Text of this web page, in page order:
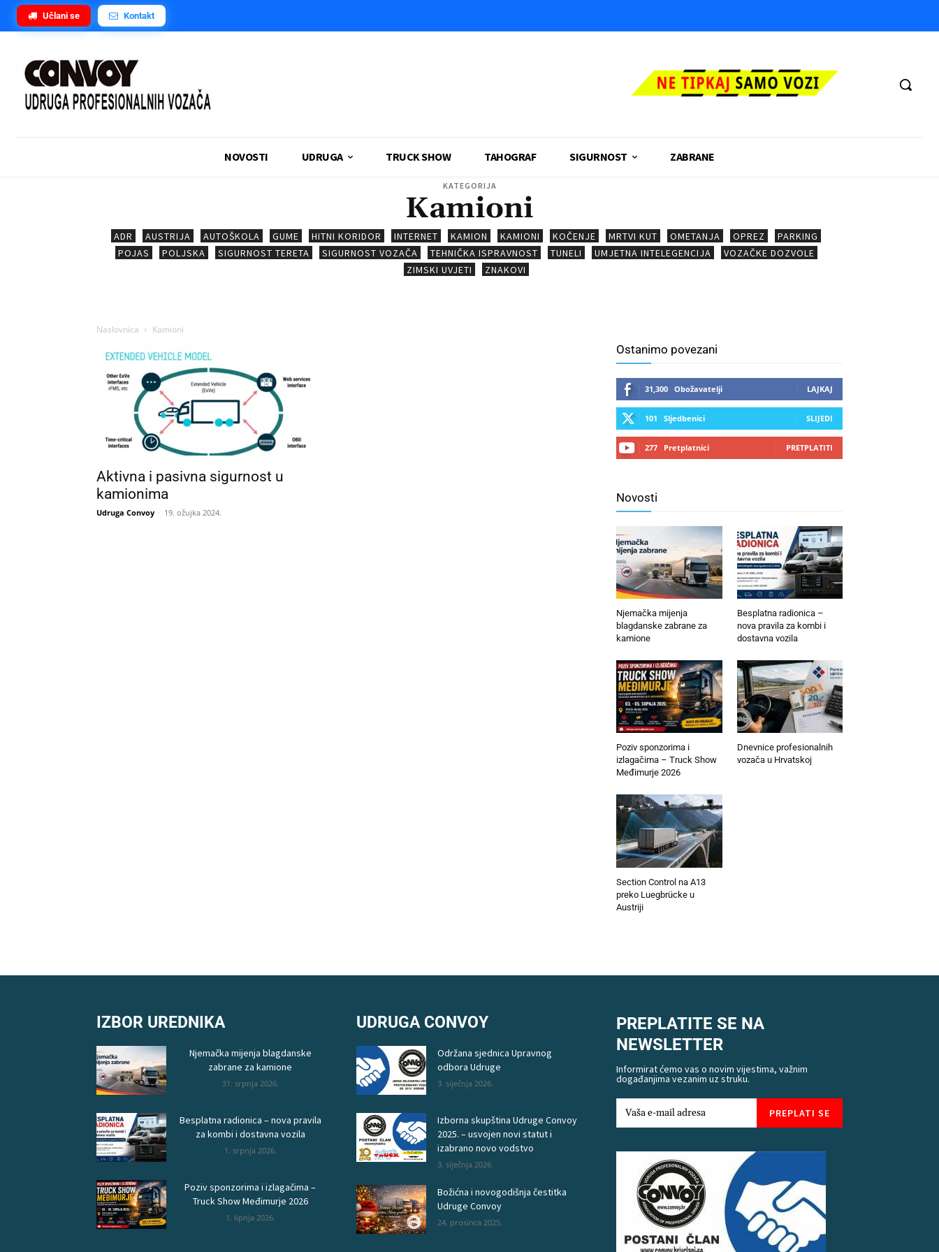
Učlani se Kontakt
NOVOSTI UDRUGA TRUCK SHOW TAHOGRAF SIGURNOST ZABRANE
KATEGORIJA
Kamioni
ADR AUSTRIJA AUTOŠKOLA GUME HITNI KORIDOR INTERNET KAMION KAMIONI KOČENJE MRTVI KUT OMETANJA OPREZ
PARKING
POJAS
POLJSKA SIGURNOST TERETA SIGURNOST VOZAČA TEHNIČKA ISPRAVNOST TUNELI UMJETNA INTELEGENCIJA
VOZAČKE DOZVOLE
ZIMSKI UVJETI
ZNAKOVI
Naslovnica Kamioni
Aktivna i pasivna sigurnost u
kamionima
Udruga Convoy - 19. ožujka 2024.
Ostanimo povezani
31,300 Obožavatelji LAJKAJ
101 Sljedbenici SLIJEDI
277 Pretplatnici PRETPLATITI
Novosti
Njemačka mijenja
blagdanske zabrane za
kamione
Besplatna radionica –
nova pravila za kombi i
dostavna vozila
Poziv sponzorima i
izlagačima – Truck Show
Međimurje 2026
Dnevnice profesionalnih
vozača u Hrvatskoj
Section Control na A13
preko Luegbrücke u
Austriji
IZBOR UREDNIKA
Njemačka mijenja blagdanske
zabrane za kamione
31. srpnja 2026.
Besplatna radionica – nova pravila
za kombi i dostavna vozila
1. srpnja 2026.
Poziv sponzorima i izlagačima –
Truck Show Međimurje 2026
1. lipnja 2026.
UDRUGA CONVOY
Održana sjednica Upravnog
odbora Udruge
3. siječnja 2026.
Izborna skupština Udruge Convoy
2025. – usvojen novi statut i
izabrano novo vodstvo
3. siječnja 2026.
Božićna i novogodišnja čestitka
Udruge Convoy
24. prosinca 2025.
PREPLATITE SE NA
NEWSLETTER
Informirat ćemo vas o novim vijestima, važnim
događanjima vezanim uz struku.
PREPLATI SE